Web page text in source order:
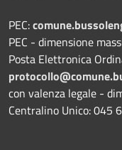
PEC:
PEC - dimensione
Posta Elettronica
con valenza legale -
Centralino Unico: 045